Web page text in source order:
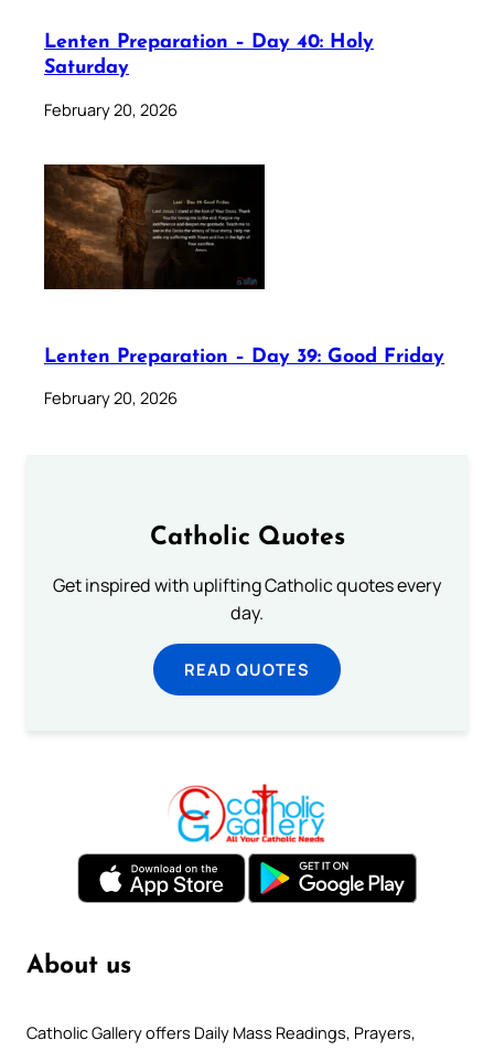
Lenten Preparation – Day 40: Holy
Saturday
February 20, 2026
Lenten Preparation – Day 39: Good Friday
February 20, 2026
Catholic Quotes
Get inspired with uplifting Catholic quotes every
day.
READ QUOTES
About us
Catholic Gallery offers Daily Mass Readings, Prayers,